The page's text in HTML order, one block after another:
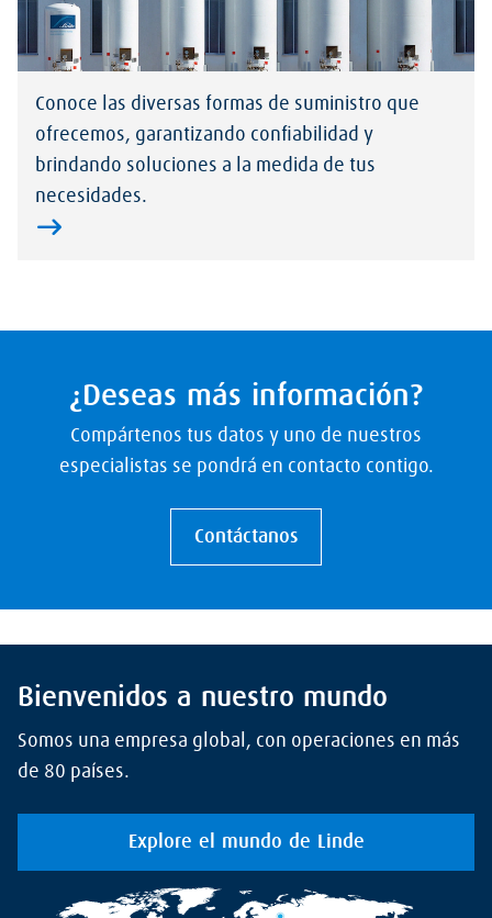
Conoce las diversas formas de suministro que
ofrecemos, garantizando confiabilidad y
brindando soluciones a la medida de tus
necesidades.
¿Deseas más información?
Compártenos tus datos y uno de nuestros
especialistas se pondrá en contacto contigo.
Contáctanos
Bienvenidos a nuestro mundo
Somos una empresa global, con operaciones en más
de 80 países.
Explore el mundo de Linde